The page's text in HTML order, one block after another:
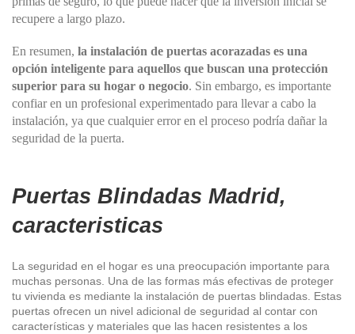
recupere a largo plazo.
En resumen, la instalación de puertas acorazadas es una
opción inteligente para aquellos que buscan una protección
superior para su hogar o negocio. Sin embargo, es importante
confiar en un profesional experimentado para llevar a cabo la
instalación, ya que cualquier error en el proceso podría dañar la
seguridad de la puerta.
Puertas Blindadas Madrid,
caracteristicas
La seguridad en el hogar es una preocupación importante para
muchas personas. Una de las formas más efectivas de proteger
tu vivienda es mediante la instalación de puertas blindadas. Estas
puertas ofrecen un nivel adicional de seguridad al contar con
características y materiales que las hacen resistentes a los